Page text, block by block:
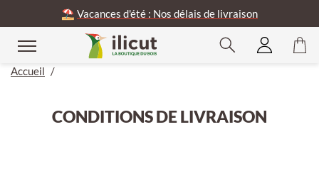
⛱️ Vacances d'été : Nos délais de livraison
Accueil /
CONDITIONS DE LIVRAISON